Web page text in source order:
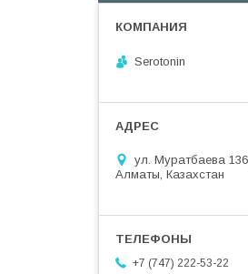
Serotonin
ул. Муратбаева
Алматы, Казахстан
+7 (747) 222-53-22